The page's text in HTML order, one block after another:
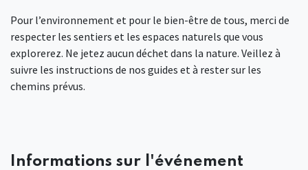
Pour l’environnement et pour le bien-être de tous, merci de
respecter les sentiers et les espaces naturels que vous
explorerez. Ne jetez aucun déchet dans la nature. Veillez à
suivre les instructions de nos guides et à rester sur les
chemins prévus.
Informations sur l'événement